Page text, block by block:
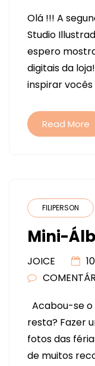
Olá !!! A
Studio
espero
digitais da
inspirar
Read More
FILIPERSON
Mini-
JOICE
Acabou-se o
resta? Fazer
fotos das
de muitos